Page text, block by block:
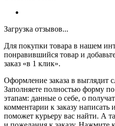
Загрузка отзывов...
Для покупки товара в нашем
понравившийся товар и
заказ «в 1 клик».
Оформление заказа в выглядит
Заполняете полностью форму
этапам: данные о себе, о
комментарии к заказу
поможет курьеру вас найти. А